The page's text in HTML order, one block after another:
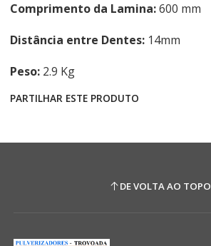
Comprimento da Lamina:600 mm
Distância entre Dentes:14mm
Peso:2.9 Kg
PARTILHAR ESTE PRODUTO
DE VOLTA AO TOPO